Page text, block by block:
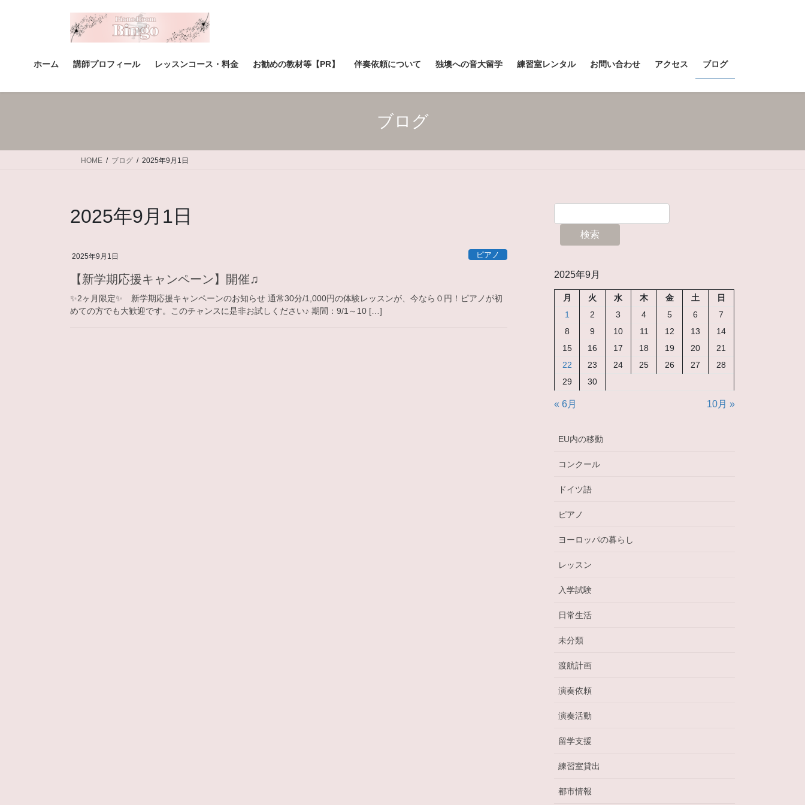
ス
ン
ホーム 講師プロフィール レッスンコース・料金 お勧めの教材等【PR】 伴奏依頼について 独墺への音大留学 練習室レンタル お問い合わせ アクセス ブログ
ブログ
HOME ブログ 2025年9月1日
2025年9月1日
2025年9月1日 ピアノ
【新学期応援キャンペーン】開催♫
✨2ヶ月限定✨ 新学期応援キャンペーンのお知らせ 通常30分/1,000円の体験レッスンが、今なら０円！ピアノが初
めての方でも大歓迎です。このチャンスに是非お試しください♪ 期間：9/1～10 […]
検索
2025年9月
月 火 水 木 金 土
日
1
2 3 4 5 6
7
8
9 10 11 12 13
14
15
16 17 18 19 20
21
22
23 24 25 26 27
28
29
30
« 6月 10月 »
EU内の移動
コンクール
ドイツ語
ピアノ
ヨーロッパの暮らし
レッスン
入学試験
日常生活
未分類
渡航計画
演奏依頼
演奏活動
留学支援
練習室貸出
都市情報